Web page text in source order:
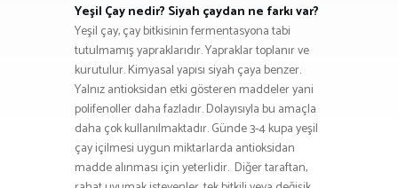
Yeşil Çay nedir? Siyah çaydan ne farkı var?
Yeşil çay, çay bitkisinin fermentasyona tabi
tutulmamış yapraklarıdır. Yapraklar toplanır ve
kurutulur. Kimyasal yapısı siyah çaya benzer.
Yalnız antioksidan etki gösteren maddeler yani
polifenoller daha fazladır. Dolayısıyla bu amaçla
daha çok kullanılmaktadır. Günde 3-4 kupa yeşil
çay içilmesi uygun miktarlarda antioksidan
madde alınması için yeterlidir. Diğer taraftan,